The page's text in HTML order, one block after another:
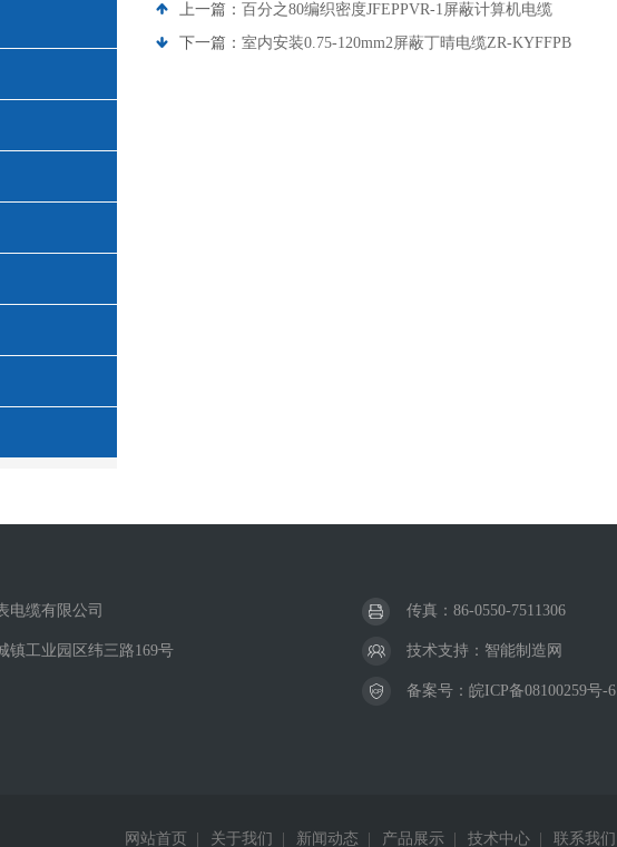
上一篇： 百分之80编织密度JFEPPVR-1屏蔽计算机电缆
下一篇： 室内安装0.75-120mm2屏蔽丁晴电缆ZR-KYFFPB
电缆有限公司 传真：86-0550-7511306
镇工业园区纬三路169号 技术支持： 智能制造网
备案号： 皖ICP备08100259号-6
网站首页 关于我们 新闻动态 产品展示 技术中心 联系我们